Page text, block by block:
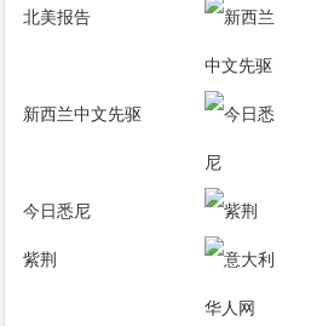
北美报告
新西兰中文先驱
今日悉尼
紫荆